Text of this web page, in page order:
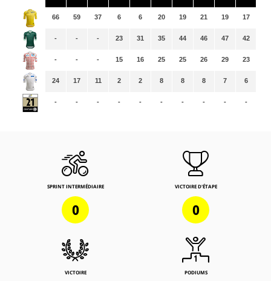
66
-
-
24
-
59
-
-
17
-
37
-
-
11
-
6
23
15
2
-
6
31
16
2
-
20
35
25
8
-
19
44
25
8
-
21
46
26
8
-
19
47
29
7
-
17
42
23
6
-
SPRINT INTERMÉDIAIRE
0
VICTOIRE D'ÉTAPE
0
VICTOIRE PODIUMS